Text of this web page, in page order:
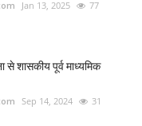
Jan 13, 2025 77
शासकीय पूर्व माध्यमिक
Sep 14, 2024 31